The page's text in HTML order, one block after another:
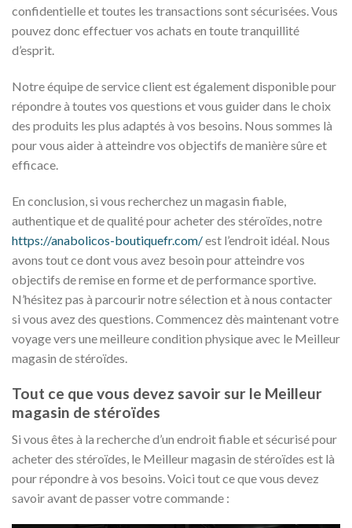
confidentielle et toutes les transactions sont sécurisées. Vous
pouvez donc effectuer vos achats en toute tranquillité
d’esprit.
Notre équipe de service client est également disponible pour
répondre à toutes vos questions et vous guider dans le choix
des produits les plus adaptés à vos besoins. Nous sommes là
pour vous aider à atteindre vos objectifs de manière sûre et
efficace.
En conclusion, si vous recherchez un magasin fiable,
authentique et de qualité pour acheter des stéroïdes, notre
https://anabolicos-boutiquefr.com/est l’endroit idéal. Nous
avons tout ce dont vous avez besoin pour atteindre vos
objectifs de remise en forme et de performance sportive.
N’hésitez pas à parcourir notre sélection et à nous contacter
si vous avez des questions. Commencez dès maintenant votre
voyage vers une meilleure condition physique avec le Meilleur
magasin de stéroïdes.
Tout ce que vous devez savoir sur le Meilleur
magasin de stéroïdes
Si vous êtes à la recherche d’un endroit fiable et sécurisé pour
acheter des stéroïdes, le Meilleur magasin de stéroïdes est là
pour répondre à vos besoins. Voici tout ce que vous devez
savoir avant de passer votre commande :